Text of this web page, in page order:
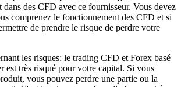
dans des CFD avec ce fournisseur. Vous devez
comprenez le fonctionnement des CFD et si
de prendre le risque de perdre votre
les risques: le trading CFD et Forex basé
est très risqué pour votre capital. Si vous
vous pouvez perdre une partie ou la